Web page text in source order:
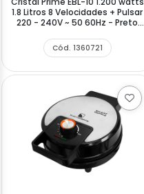
1.8 Litros 8 Velocidades + Pulsar
220 - 240V ~ 50 60Hz - Preto
Cód. 1360721